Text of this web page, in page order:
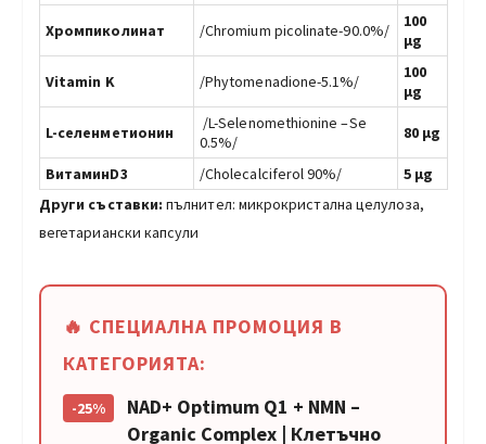
Хромпиколинат /Chromium picolinate-90.0%/
100
µg
Vitamin K /Phytomenadione-5.1%/
100
µg
L-селенметионин /L-Selenomethionine –Se
0.5%/
80 µg
ВитаминD3 /Cholecalciferol 90%/
5 µg
Други съставки: пълнител: микрокристална целулоза,
вегетариански капсули
🔥 СПЕЦИАЛНА ПРОМОЦИЯ В
КАТЕГОРИЯТА:
-25%
NAD+ Optimum Q1 + NMN –
Organic Complex | Клетъчно